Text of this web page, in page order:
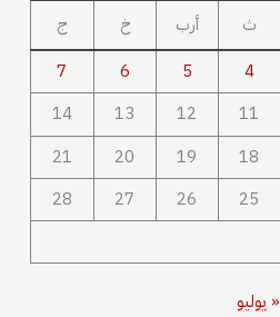
ث أرب خ
ج
4
5
6
7
11
12
13
14
18
19
20
21
25
26
27
28
« يوليو